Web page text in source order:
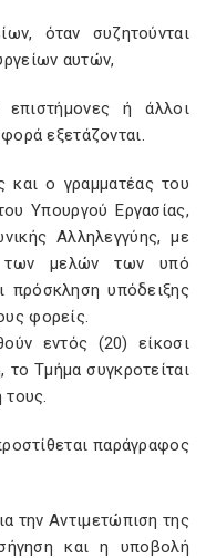
όταν συζητούνται
αυτών,
ή άλλοι
εξετάζονται.
και ο γραμματέας του
Υπουργού Εργασίας,
Αλληλεγγύης, με
των μελών των υπό
πρόσκληση υπόδειξης
φορείς.
εντός (20) είκοσι
Τμήμα συγκροτείται
τους.
παράγραφος
την Αντιμετώπιση της
και η υποβολή